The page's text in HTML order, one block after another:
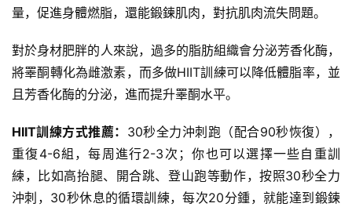
量，促進身體燃脂，還能鍛鍊肌肉，對抗肌肉流失問題。
對於身材肥胖的人來說，過多的脂肪組織會分泌芳香化酶，
將睪酮轉化為雌激素，而多做HIIT訓練可以降低體脂率，並
且芳香化酶的分泌，進而提升睪酮水平。
HIIT訓練方式推薦： 30秒全力沖刺跑（配合90秒恢復），
重復4-6組，每周進行2-3次；你也可以選擇一些自重訓
練，比如高抬腿、 開合跳、登山跑等動作，按照30秒全力
沖刺，30秒休息的循環訓練，每次20分鍾，就能達到鍛鍊